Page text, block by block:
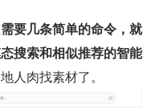
要几条简单的命令，就
搜索和相似推荐的智能
人肉找素材了。